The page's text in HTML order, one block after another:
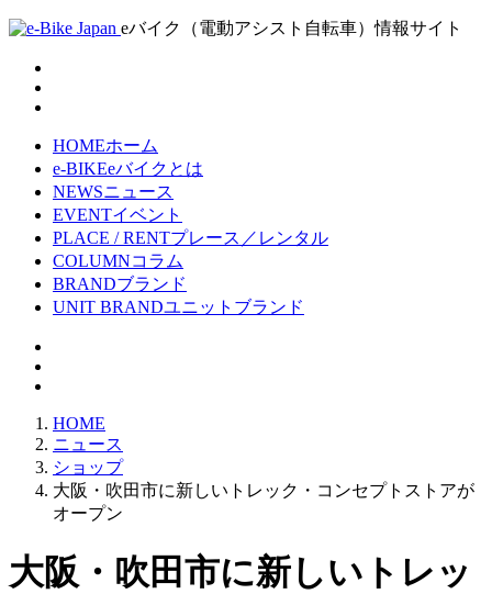
eバイク（電動アシスト自転車）情報サイト
HOMEホーム
e-BIKEeバイクとは
NEWSニュース
EVENTイベント
PLACE / RENTプレース／レンタル
COLUMNコラム
BRANDブランド
UNIT BRANDユニットブランド
HOME
ニュース
ショップ
大阪・吹田市に新しいトレック・コンセプトストアが
オープン
大阪・吹田市に新しいトレッ